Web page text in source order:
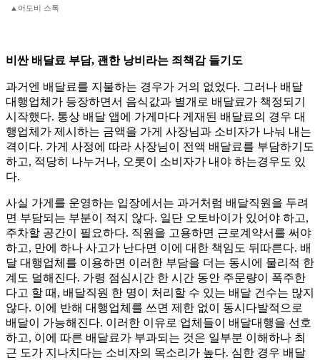
▲어도비 스톡
비싼 배달료 부담, 괜한 낭비라는 죄책감 들기도
과거엔 배달료를 지불하는 경우가 거의 없었다. 그러나 배달
대행업체가 등장하면서 음식값과 별개로 배달료가 책정되기
시작했다. 통상 배달 앱에 가게마다 게재된 배달료의 경우 대
행업체가 제시하는 금액을 가게 사장님과 소비자가 나눠 내는
격이다. 가게 사정에 따라 사장님이 전액 배달료를 부담하기도
하고, 적당히 나누거나, 오롯이 소비자가 내야 하는경우도 있
다.
사실 가게를 운영하는 입장에서는 과거처럼 배달직원을 두려
면 부담되는 부분이 적지 않다. 일단 오토바이가 있어야 하고,
주차할 공간이 필요하다. 직원을 고용하면 근로계약서를 써야
하고, 만에 하나 사고가 난다면 이에 대한 책임도 뒤따른다. 배
달 대행업체를 이용하면 이러한 부담을 더는 동시에 물리적 한
계도 덜해진다. 가령 점심시간 한 시간 동안 주문량이 폭주한
다고 할 때, 배달직원 한 명이 처리할 수 있는 배달 건수는 많지
않다. 이에 반해 대행업체를 쓰면 제한 없이 동시다발적으로
배달이 가능해진다. 이러한 이유로 업체들이 배달대행을 선호
하고, 이에 따른 배달료가 부과되는 것은 일부분 이해하나 최
근 도가 지나치다는 소비자의 목소리가 높다. 심한 경우 배달